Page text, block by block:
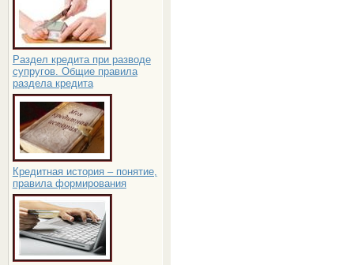
Раздел кредита при разводе
супругов. Общие правила
раздела кредита
Кредитная история – понятие,
правила формирования